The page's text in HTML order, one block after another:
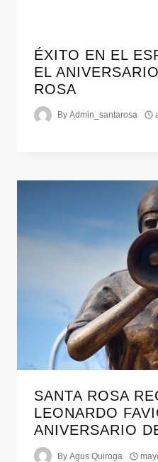
ÉXITO EN EL
EL
ROSA
By Admin_santarosa
SANTA ROSA
LEONARDO
ANIVERSARIO
By Agus Quiroga